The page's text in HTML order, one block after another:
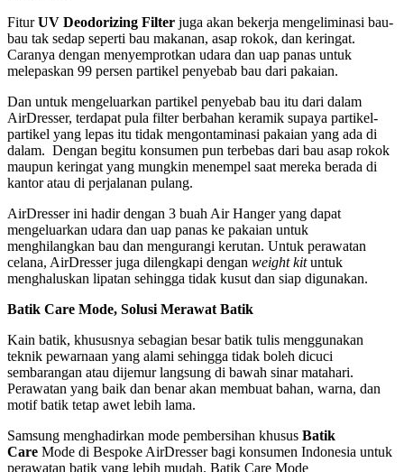
FiturUV Deodorizing Filter juga akan bekerja mengeliminasi bau-
bau tak sedap seperti bau makanan, asap rokok, dan keringat.
Caranya dengan menyemprotkan udara dan uap panas untuk
melepaskan 99 persen partikel penyebab bau dari pakaian.
Dan untuk mengeluarkan partikel penyebab bau itu dari dalam
AirDresser, terdapat pula filter berbahan keramik supaya partikel-
partikel yang lepas itu tidak mengontaminasi pakaian yang ada di
dalam. Dengan begitu konsumen pun terbebas dari bau asap rokok
maupun keringat yang mungkin menempel saat mereka berada di
kantor atau di perjalanan pulang.
AirDresser ini hadir dengan 3 buah Air Hanger yang dapat
mengeluarkan udara dan uap panas ke pakaian untuk
menghilangkan bau dan mengurangi kerutan. Untuk perawatan
celana, AirDresser juga dilengkapi dengan weight kituntuk
menghaluskan lipatan sehingga tidak kusut dan siap digunakan.
Batik Care Mode, Solusi Merawat Batik
Kain batik, khususnya sebagian besar batik tulis menggunakan
teknik pewarnaan yang alami sehingga tidak boleh dicuci
sembarangan atau dijemur langsung di bawah sinar matahari.
Perawatan yang baik dan benar akan membuat bahan, warna, dan
motif batik tetap awet lebih lama.
Samsung menghadirkan mode pembersihan khusus Batik
Care Mode di Bespoke AirDresser bagi konsumen Indonesia untuk
perawatan batik yang lebih mudah. Batik Care Mode